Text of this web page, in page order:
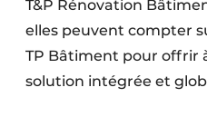
T&P Rénovation
elles peuvent compter
TP Bâtiment pour offrir
solution intégrée et